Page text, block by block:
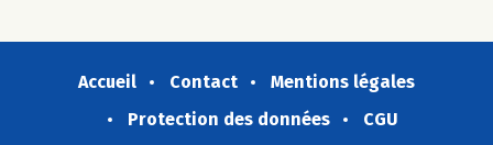
Accueil Contact
Mentions légales
Protection des données
CGU